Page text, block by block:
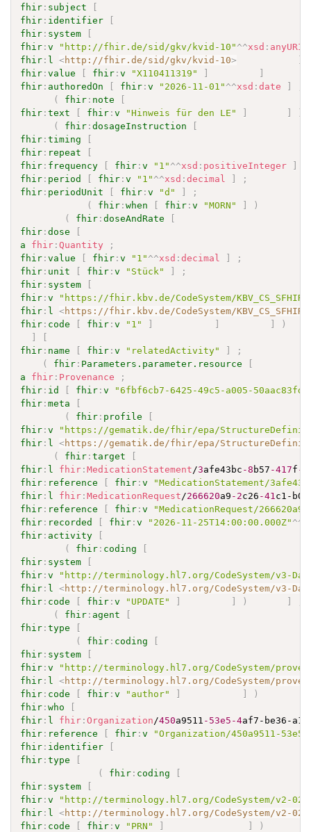
fhir : subject
fhir : identifier
fhir : system
fhir :v "http://fhir.de/sid/gkv/kvid-10" ^^xsd : anyURI
fhir : l <http://fhir.de/sid/gkv/kvid-10>
fhir :value fhir :v "X110411319"
fhir : authoredOn fhir :v "2026-11-01" ^^xsd :date
(
fhir : note
fhir :text fhir :v "Hinweis für den LE"
(
fhir :dosageInstruction
fhir :timing
fhir : repeat
fhir : frequency fhir :v "1" ^^xsd : positiveInteger
fhir : period fhir :v "1" ^^xsd :decimal
;
fhir : periodUnit fhir :v "d"
;
(
fhir :when fhir :v "MORN"
)
(
fhir :doseAndRate
fhir :dose
a
fhir :Quantity
;
fhir :value fhir :v "1" ^^xsd :decimal
;
fhir : unit fhir :v "Stück"
;
fhir : system
fhir :v
"https://fhir.kbv.de/CodeSystem/
fhir : l <https://fhir.kbv.de/CodeSystem/
fhir : code fhir :v "1"
)
fhir : name fhir :v "relatedActivity"
;
(
fhir : Parameters.parameter.resource
a
fhir : Provenance
;
fhir : id fhir :v
"6fbf6cb7-6425-49c5-a005-
fhir :meta
(
fhir : profile
fhir :v
"https://gematik.de/fhir/epa/
fhir : l <https://gematik.de/fhir/epa/
(
fhir :target
fhir : l fhir :MedicationStatement /3afe43bc -8 b57 -417f -
fhir : reference fhir :v
"MedicationStatement/
fhir : l fhir :MedicationRequest /266620a9 -2c26 -41 c1-
fhir : reference fhir :v
"MedicationRequest/
fhir : recorded fhir :v "2026-11-25T14:00:00.000Z" ^^
fhir : activity
(
fhir : coding
fhir : system
fhir :v
"http://terminology.hl7.org/CodeSystem/v3-
fhir : l <http://terminology.hl7.org/CodeSystem/v3-
fhir : code fhir :v "UPDATE" )
(
fhir : agent
fhir :type
(
fhir : coding
fhir : system
fhir :v
"http://terminology.hl7.org/CodeSystem/
fhir : l <http://terminology.hl7.org/CodeSystem/
fhir : code fhir :v "author" )
fhir :who
fhir : l fhir :Organization /450a9511 -53e5 -4af7-be36-
fhir : reference fhir :v
"Organization/450a9511-53e5-
fhir : identifier
fhir :type
(
fhir : coding
fhir : system
fhir :v
"http://terminology.hl7.org/CodeSystem/v2-
fhir : l <http://terminology.hl7.org/CodeSystem/v2-
fhir : code fhir :v "PRN"
)